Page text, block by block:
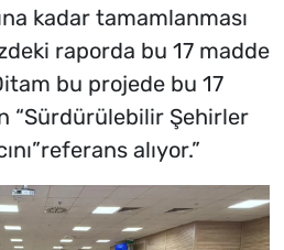
kadar tamamlanması
raporda bu 17 madde
bu projede bu 17
“Sürdürülebilir Şehirler
alıyor.”